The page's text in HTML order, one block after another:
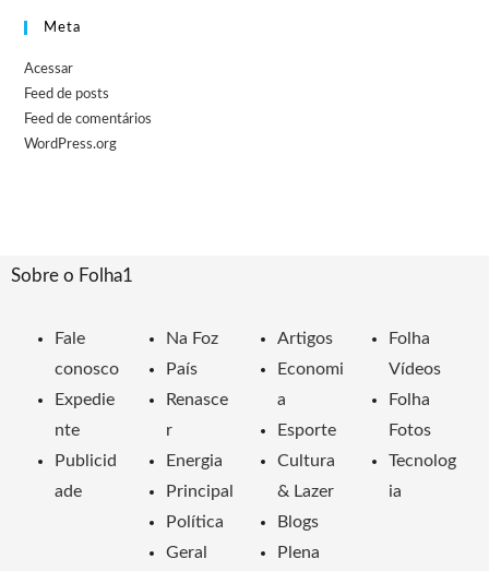
Meta
Acessar
Feed de posts
Feed de comentários
WordPress.org
Sobre o Folha1
Fale
conosco
Expedie
nte
Publicid
ade
Na Foz
País
Renasce
r
Energia
Principal
Política
Geral
Artigos
Economi
a
Esporte
Cultura
& Lazer
Blogs
Plena
Folha
Vídeos
Folha
Fotos
Tecnolog
ia